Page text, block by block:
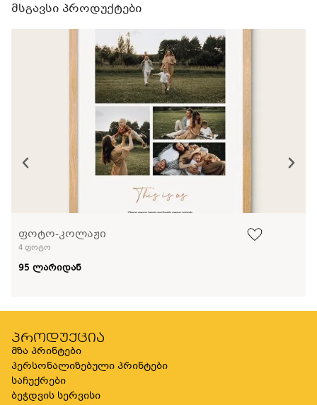
მსგავსი პროდუქტები
ფოტო-კოლაჟი
4 ფოტო
95 ლარიდან
პროდუქცია
მზა პრინტები
პერსონალიზებული პრინტები
საჩუქრები
ბეჭდვის სერვისი